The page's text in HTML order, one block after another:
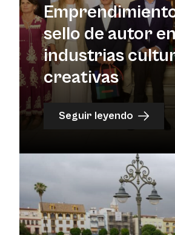
sello de autor
industrias
creativas
Seguir leyendo